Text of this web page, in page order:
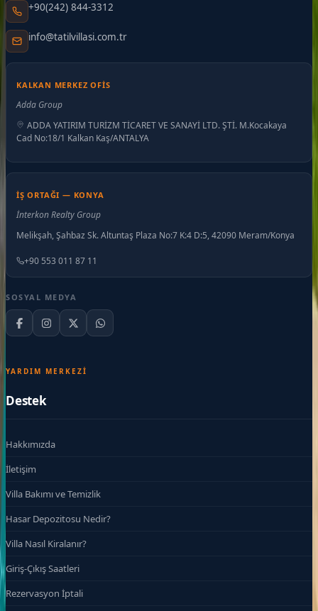
+90(242) 844-3312
info@tatilvillasi.com.tr
KALKAN MERKEZ OFIS
Adda Group
ADDA YATIRIM TURİZM TİCARET VE SANAYİ LTD. ŞTİ. M.Kocakaya
Cad No:18/1 Kalkan Kaş/ANTALYA
İŞ ORTAĞI — KONYA
İnterkon Realty Group
Melikşah, Şahbaz Sk. Altuntaş Plaza No:7 K:4 D:5, 42090 Meram/Konya
+90 553 011 87 11
SOSYAL MEDYA
YARDIM MERKEZI
Destek
Hakkımızda
İletişim
Villa Bakımı ve Temizlik
Hasar Depozitosu Nedir?
Villa Nasıl Kiralanır?
Giriş-Çıkış Saatleri
Rezervasyon İptali